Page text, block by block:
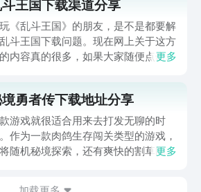
王国下载渠道分享
《乱斗王国》的朋友，是不是都要解
斗王国下载问题。现在网上关于这方
内容真的很多，如果大家随便点击陌
进行下载会更加方便，九游是手游福
多的游戏平台，在这里不仅能够看到
资源，还能及时查看后续的消息、活
容等相关信息。
更多
勇者传下载地址分享
游戏就很适合用来去打发无聊的时
作为一款肉鸽生存闯关类型的游戏，
随机秘境探索，还有爽快的割草闯关
更多